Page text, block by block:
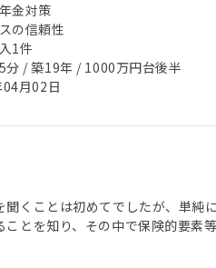
金対策
の信頼性
1件
分 / 築19年 / 1000万円台後半
月02日
聞くことは初めてでしたが、単純
ことを知り、その中で保険的要素